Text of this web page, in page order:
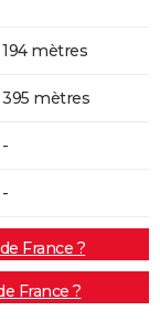
194 mètres
395 mètres
-
-
France ?
France ?